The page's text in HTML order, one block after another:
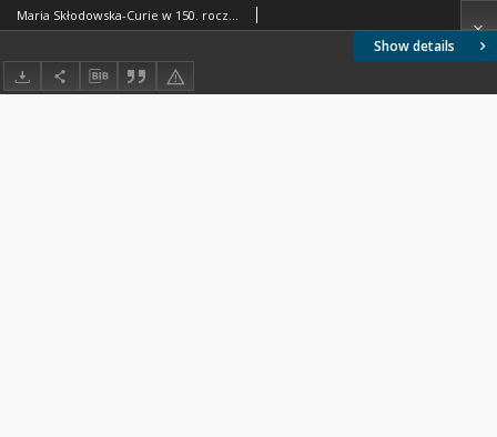
Show details
Maria Skłodowska-Curie w 150. rocznicę urodzin: odkrywanie ciekawe niesłychanie